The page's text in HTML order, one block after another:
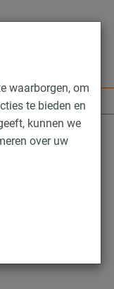
waarborgen, om
te bieden en
kunnen we
over uw